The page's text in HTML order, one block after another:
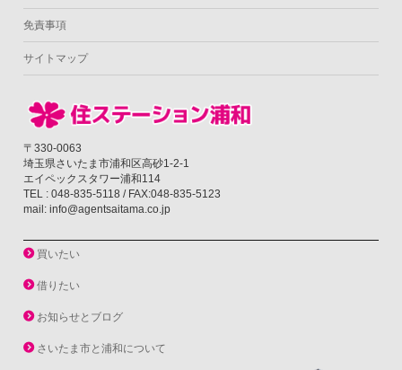
免責事項
サイトマップ
〒330-0063
埼玉県さいたま市浦和区高砂1-2-1
エイペックスタワー浦和114
TEL : 048-835-5118 / FAX:048-835-5123
mail: info@agentsaitama.co.jp
買いたい
借りたい
お知らせとブログ
さいたま市と浦和について